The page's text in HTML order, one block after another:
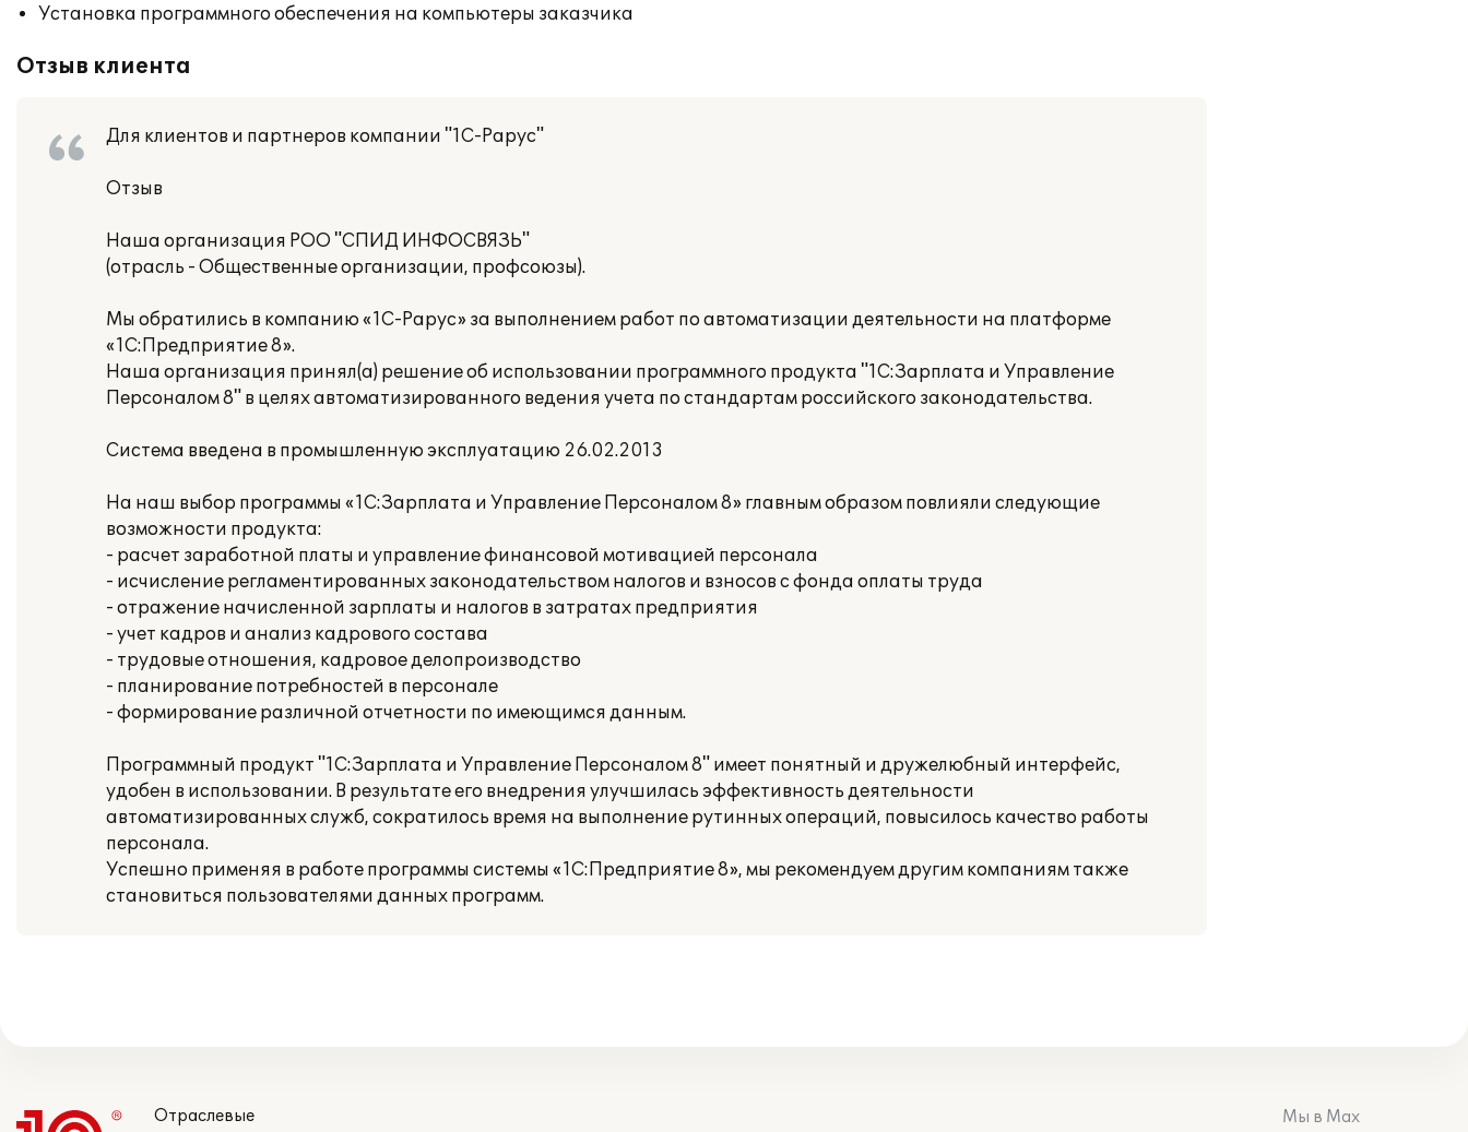
Установка программного обеспечения на компьютеры заказчика
Отзыв клиента
Для клиентов и партнеров компании "1С-Рарус"
Отзыв
Наша организация РОО "СПИД ИНФОСВЯЗЬ"
(отрасль - Общественные организации, профсоюзы).
Мы обратились в компанию «1С-Рарус» за выполнением работ по автоматизации деятельности на платформе
«1С:Предприятие 8».
Наша организация принял(а) решение об использовании программного продукта "1С:Зарплата и Управление
Персоналом 8" в целях автоматизированного ведения учета по стандартам российского законодательства.
Система введена в промышленную эксплуатацию 26.02.2013
На наш выбор программы «1С:Зарплата и Управление Персоналом 8» главным образом повлияли следующие
возможности продукта:
- расчет заработной платы и управление финансовой мотивацией персонала
- исчисление регламентированных законодательством налогов и взносов с фонда оплаты труда
- отражение начисленной зарплаты и налогов в затратах предприятия
- учет кадров и анализ кадрового состава
- трудовые отношения, кадровое делопроизводство
- планирование потребностей в персонале
- формирование различной отчетности по имеющимся данным.
Программный продукт "1С:Зарплата и Управление Персоналом 8" имеет понятный и дружелюбный интерфейс,
удобен в использовании. В результате его внедрения улучшилась эффективность деятельности
автоматизированных служб, сократилось время на выполнение рутинных операций, повысилось качество работы
персонала.
Успешно применяя в работе программы системы «1С:Предприятие 8», мы рекомендуем другим компаниям также
становиться пользователями данных программ.
Отраслевые
Мы в Max